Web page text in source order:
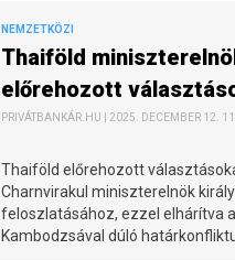
NEMZETKÖZI
Thaiföld
előrehozott
PRIVÁTBANKÁR.HU | 2025. DECEMBER 12.
Thaiföld előrehozott
Charnvirakul miniszterelnök
feloszlatásához, ezzel elhárítva
Kambodzsával dúló